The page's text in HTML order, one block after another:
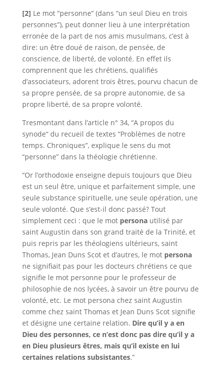
[2] Le mot “personne” (dans “un seul Dieu en trois
personnes”), peut donner lieu à une interprétation
erronée de la part de nos amis musulmans, c’est à
dire: un être doué de raison, de pensée, de
conscience, de liberté, de volonté. En effet ils
comprennent que les chrétiens, qualifiés
d’associateurs, adorenttrois êtres, pourvu chacun de
sa propre pensée, de sa propre autonomie, de sa
propre liberté, de sa propre volonté.
Tresmontant dans l’article n° 34, “A propos du
synode“du recueil de textes “Problèmes de notre
temps. Chroniques”, explique le sens du mot
“personne” dans la théologie chrétienne.
“Or l’orthodoxie enseigne depuis toujours que Dieu
est un seul être, unique et parfaitement simple, une
seule substance spirituelle, une seule opération, une
seule volonté. Que s’est-il donc passé? Tout
simplement ceci : que le mot personautilisé par
saint Augustin dans son grand traité de la Trinité, et
puis repris par les théologiens ultérieurs, saint
Thomas, Jean Duns Scot et d’autres, le motpersona
ne signifiait pas pour les docteurs chrétiens ce que
signifie le mot personne pour le professeur de
philosophie de nos lycées, à savoir un être pourvu de
volonté, etc. Le mot persona chez saint Augustin
comme chez saint Thomas et Jean Duns Scot signifie
et désigne une certaine relation. Dire qu’il y a en
Dieu des personnes, ce n’est donc pas dire qu’il y a
en Dieu plusieurs êtres, mais qu’il existe en lui
certaines relations subsistantes.”